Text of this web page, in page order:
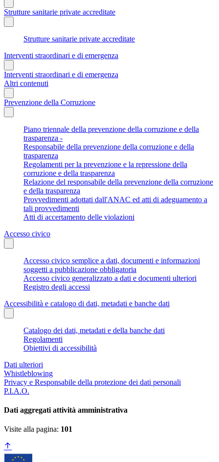
Strutture sanitarie private accreditate
Strutture sanitarie private accreditate
Interventi straordinari e di emergenza
Interventi straordinari e di emergenza
Altri contenuti
Prevenzione della Corruzione
Piano triennale della prevenzione della corruzione e della
trasparenza -
Responsabile della prevenzione della corruzione e della
trasparenza
Regolamenti per la prevenzione e la repressione della
corruzione e della trasparenza
Relazione del responsabile della prevenzione della corruzione
e della trasparenza
Provvedimenti adottati dall'ANAC ed atti di adeguamento a
tali provvedimenti
Atti di accertamento delle violazioni
Accesso civico
Accesso civico semplice a dati, documenti e informazioni
soggetti a pubblicazione obbligatoria
Accesso civico generalizzato a dati e documenti ulteriori
Registro degli accessi
Accessibilità e catalogo di dati, metadati e banche dati
Catalogo dei dati, metadati e della banche dati
Regolamenti
Obiettivi di accessibilità
Dati ulteriori
Whistleblowing
Privacy e Responsabile della protezione dei dati personali
P.I.A.O.
Dati aggregati attività amministrativa
Visite alla pagina: 101